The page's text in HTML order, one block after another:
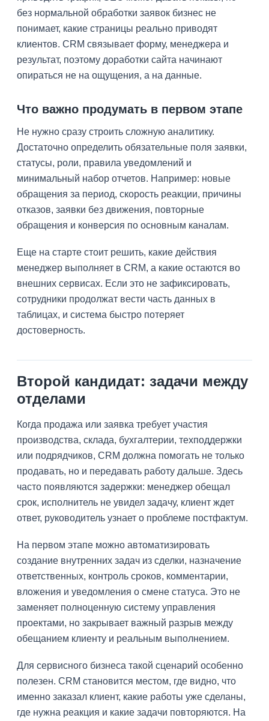
без нормальной обработки заявок бизнес не
понимает, какие страницы реально приводят
клиентов. CRM связывает форму, менеджера и
результат, поэтому доработки сайта начинают
опираться не на ощущения, а на данные.
Что важно продумать в первом этапе
Не нужно сразу строить сложную аналитику.
Достаточно определить обязательные поля заявки,
статусы, роли, правила уведомлений и
минимальный набор отчетов. Например: новые
обращения за период, скорость реакции, причины
отказов, заявки без движения, повторные
обращения и конверсия по основным каналам.
Еще на старте стоит решить, какие действия
менеджер выполняет в CRM, а какие остаются во
внешних сервисах. Если это не зафиксировать,
сотрудники продолжат вести часть данных в
таблицах, и система быстро потеряет
достоверность.
Второй кандидат: задачи между
отделами
Когда продажа или заявка требует участия
производства, склада, бухгалтерии, техподдержки
или подрядчиков, CRM должна помогать не только
продавать, но и передавать работу дальше. Здесь
часто появляются задержки: менеджер обещал
срок, исполнитель не увидел задачу, клиент ждет
ответ, руководитель узнает о проблеме постфактум.
На первом этапе можно автоматизировать
создание внутренних задач из сделки, назначение
ответственных, контроль сроков, комментарии,
вложения и уведомления о смене статуса. Это не
заменяет полноценную систему управления
проектами, но закрывает важный разрыв между
обещанием клиенту и реальным выполнением.
Для сервисного бизнеса такой сценарий особенно
полезен. CRM становится местом, где видно, что
именно заказал клиент, какие работы уже сделаны,
где нужна реакция и какие задачи повторяются. На